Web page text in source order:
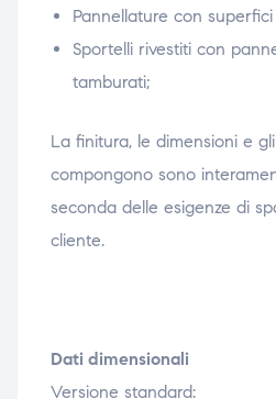
Pannellature con superfici
Sportelli rivestiti con
tamburati;
La finitura, le dimensioni e
compongono sono
seconda delle esigenze di
cliente.
Dati dimensionali
Versione standard: